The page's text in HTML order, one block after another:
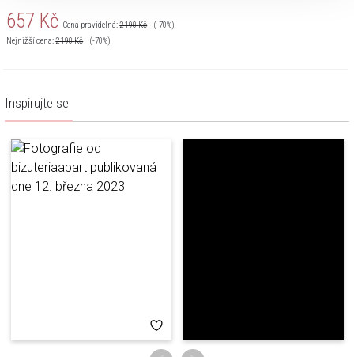
657 Kč Cena pravidelná:2 190Kč
(-70%)
Nejnižší cena:2 190Kč (-70%)
Inspirujte se